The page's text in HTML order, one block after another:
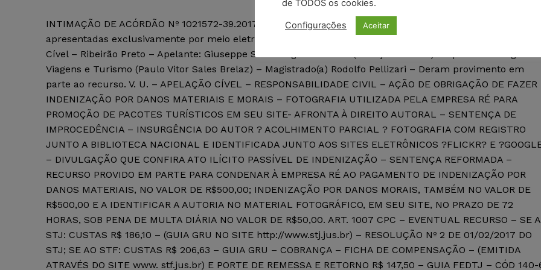
INTIMAÇÃO DE ACÓRDÃO Nº 1021572-39.2017.8.26.0506 – Processo Digital. Petições para juntada devem
apresentadas exclusivamente por meio eletrônico, nos termos do artigo 7º da Res. 551/2011 – Apelação
Cível – Ribeirão Preto – Apelante: Giuseppe Silva Borges Stuckert (Justiça Gratuita) – Apelado: Living
Viagens e Turismo (Paulo Vitor Sales Brelaz) – Magistrado(a) Rodolfo Pellizari – Deram provimento em
parte ao recurso. V. U. – APELAÇÃO CÍVEL – RESPONSABILIDADE CIVIL – AÇÃO DE OBRIGAÇÃO DE FAZER
INDENIZAÇÃO POR DANOS MATERIAIS E MORAIS – FOTOGRAFIA UTILIZADA PELA EMPRESA RÉ PARA
PROMOÇÃO DE PACOTES TURÍSTICOS EM SEU SITE- AFRONTA À DIREITO AUTORAL – SENTENÇA DE
IMPROCEDÊNCIA – INSURGÊNCIA DO AUTOR ? ACOLHIMENTO PARCIAL ? FOTOGRAFIA COM REGISTRO
JUNTO A BIBLIOTECA NACIONAL E IDENTIFICADA JUNTO AOS SITES ELETRÔNICOS ?FLICKR? E
– DIVULGAÇÃO QUE CONFIRA ATO ILÍCITO PASSÍVEL DE INDENIZAÇÃO – SENTENÇA REFORMADA –
RECURSO PROVIDO EM PARTE PARA CONDENAR À EMPRESA RÉ AO PAGAMENTO DE INDENIZAÇÃO POR
DANOS MATERIAIS, NO VALOR DE R$500,00; INDENIZAÇÃO POR DANOS MORAIS, TAMBÉM NO VALOR DE
R$500,00 E A IDENTIFICAR A AUTORIA NO MATERIAL FOTOGRÁFICO, EM SEU SITE, NO PRAZO DE 72
HORAS, SOB PENA DE MULTA DIÁRIA NO VALOR DE R$50,00. ART. 1007 CPC – EVENTUAL RECURSO – SE
STJ: CUSTAS R$ 186,10 – (GUIA GRU NO SITE http://www.stj.jus.br) – RESOLUÇÃO Nº 2 DE 01/02/2017 DO
STJ; SE AO STF: CUSTAS R$ 206,63 – GUIA GRU – COBRANÇA – FICHA DE COMPENSAÇÃO – (EMITIDA
ATRAVÉS DO SITE www. stf.jus.br) E PORTE DE REMESSA E RETORNO R$ 147,50 – GUIA FEDTJ – CÓD 140-
de TODOS os cookies.
Configurações Aceitar